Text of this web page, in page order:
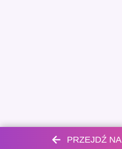
PRZEJDŹ NA